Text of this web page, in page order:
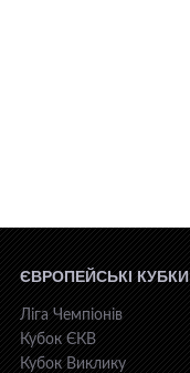
ЄВРОПЕЙСЬКІ КУБКИ
Ліга Чемпіонів
Кубок ЄКВ
Кубок Виклику